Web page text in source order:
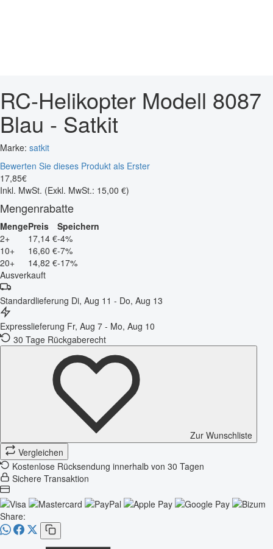
RC-Helikopter Modell 8087
Blau - Satkit
Marke: satkit
Bewerten Sie dieses Produkt als Erster
17,85€
Inkl. MwSt. (Exkl. MwSt.: 15,00 €)
Mengenrabatte
MengePreis
Speichern
2+
17,14 €-4%
10+
16,60 €-7%
20+
14,82 €-17%
Ausverkauft
Standardlieferung Di, Aug 11 - Do, Aug 13
Expresslieferung Fr, Aug 7 - Mo, Aug 10
30 Tage Rückgaberecht
Zur Wunschliste
Vergleichen
Kostenlose Rücksendung innerhalb von 30 Tagen
Sichere Transaktion
Share: